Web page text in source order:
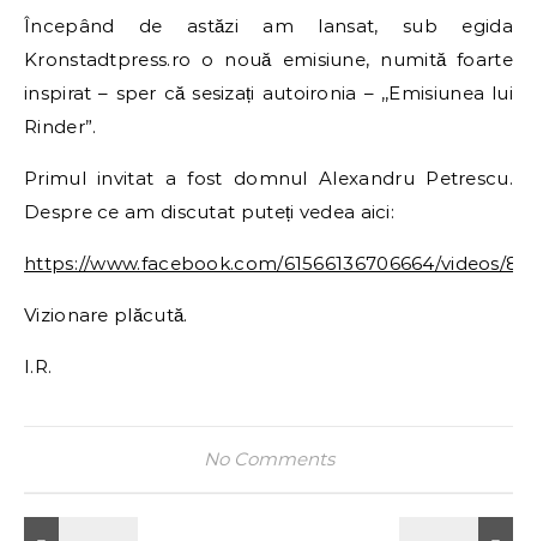
Începând de astăzi am lansat, sub egida
Kronstadtpress.ro o nouă emisiune, numită foarte
inspirat – sper că sesizați autoironia – ,,Emisiunea lui
Rinder”.
Primul invitat a fost domnul Alexandru Petrescu.
Despre ce am discutat puteți vedea aici:
https://www.facebook.com/61566136706664/videos/
Vizionare plăcută.
I.R.
No Comments